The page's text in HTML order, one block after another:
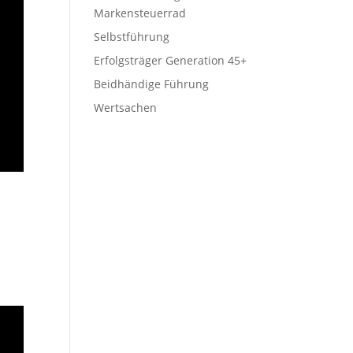
Markensteuerrad
Selbstführung
Erfolgsträger Generation 45+
Beidhändige Führung
Wertsachen